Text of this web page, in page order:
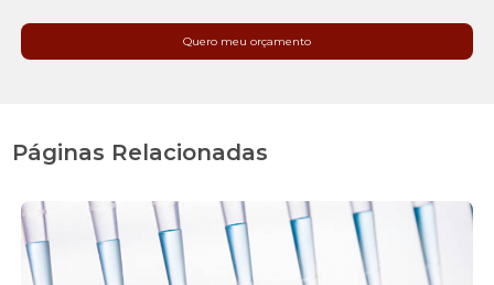
Quero meu orçamento
Páginas Relacionadas